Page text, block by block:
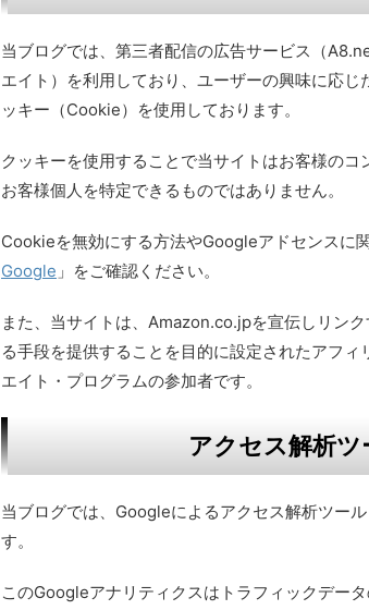
当ブログでは、第三者配信の広告サービス（
エイト）を利用しており、ユーザーの興味に応
ッキー（Cookie）を使用しております。
クッキーを使用することで当サイトはお客様のコ
お客様個人を特定できるものではありません。
Cookieを無効にする方法やGoogleアドセンスに
Google 」をご確認ください。
また、当サイトは、Amazon.co.jpを宣伝しリン
る手段を提供することを目的に設定されたアフ
エイト・プログラムの参加者です。
アクセス解析
当ブログでは、Googleによるアクセス解析ツー
す。
このGoogleアナリティクスはトラフィックデー